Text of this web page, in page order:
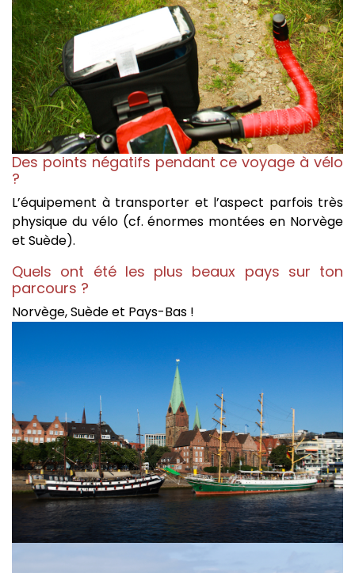
Des points négatifs pendant ce voyage à vélo
?
L’équipement à transporter et l’aspect parfois très
physique du vélo (cf. énormes montées en Norvège
et Suède).
Quels ont été les plus beaux pays sur ton
parcours ?
Norvège, Suède et Pays-Bas !